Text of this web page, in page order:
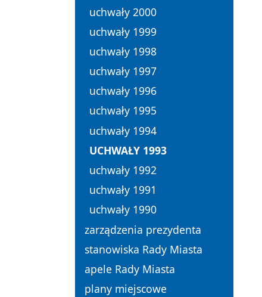
uchwały 2000
uchwały 1999
uchwały 1998
uchwały 1997
uchwały 1996
uchwały 1995
uchwały 1994
UCHWAŁY 1993
uchwały 1992
uchwały 1991
uchwały 1990
zarządzenia prezydenta
stanowiska Rady Miasta
apele Rady Miasta
plany miejscowe